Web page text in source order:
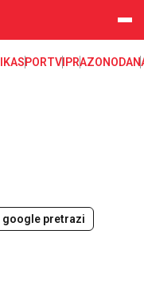
SPORTVIPRAZONODA
google pretrazi